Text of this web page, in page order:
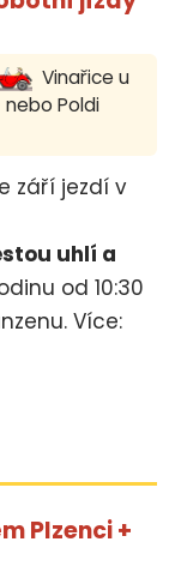
Vinařice u
Poldi
září jezdí v
uhlí a
od 10:30
Více:
Plzenci +